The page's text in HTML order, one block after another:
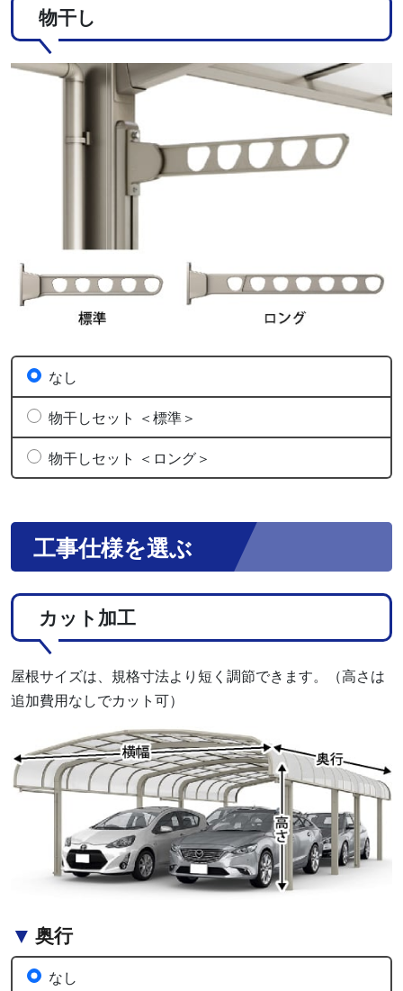
物干し
なし
物干しセット ＜標準＞
物干しセット ＜ロング＞
工事仕様を選ぶ
カット加工
屋根サイズは、規格寸法より短く調節できます。（高さは
追加費用なしでカット可）
奥行
なし